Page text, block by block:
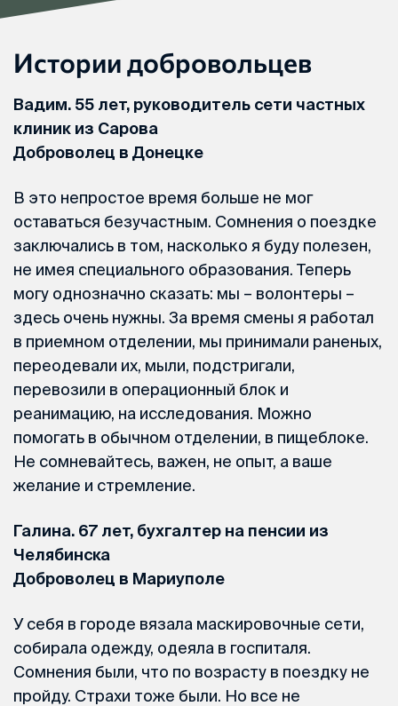
Истории добровольцев
Вадим. 55 лет, руководитель сети частных
клиник из Сарова
Доброволец в Донецке
В это непростое время больше не мог
оставаться безучастным. Сомнения о поездке
заключались в том, насколько я буду полезен,
не имея специального образования. Теперь
могу однозначно сказать: мы – волонтеры –
здесь очень нужны. За время смены я работал
в приемном отделении, мы принимали раненых,
переодевали их, мыли, подстригали,
перевозили в операционный блок и
реанимацию, на исследования. Можно
помогать в обычном отделении, в пищеблоке.
Не сомневайтесь, важен, не опыт, а ваше
желание и стремление.
Галина. 67 лет, бухгалтер на пенсии из
Челябинска
Доброволец в Мариуполе
У себя в городе вязала маскировочные сети,
собирала одежду, одеяла в госпиталя.
Сомнения были, что по возрасту в поездку не
пройду. Страхи тоже были. Но все не